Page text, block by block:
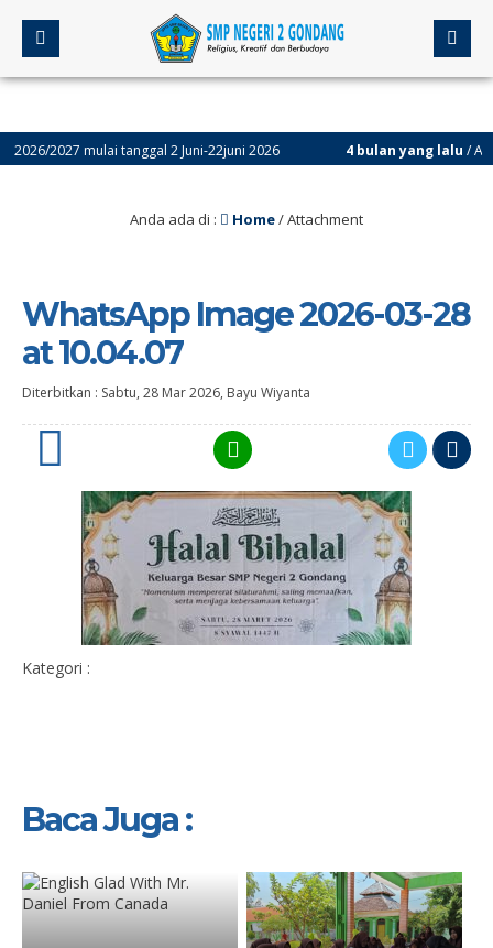
2027 mulai tanggal 2 Juni-22juni 2026 4 bulan yang lalu/
Anda ada di : Home/ Attachment
WhatsApp Image 2026-03-28
at 10.04.07
Diterbitkan : Sabtu, 28 Mar 2026, Bayu Wiyanta
Kategori :
Baca Juga :